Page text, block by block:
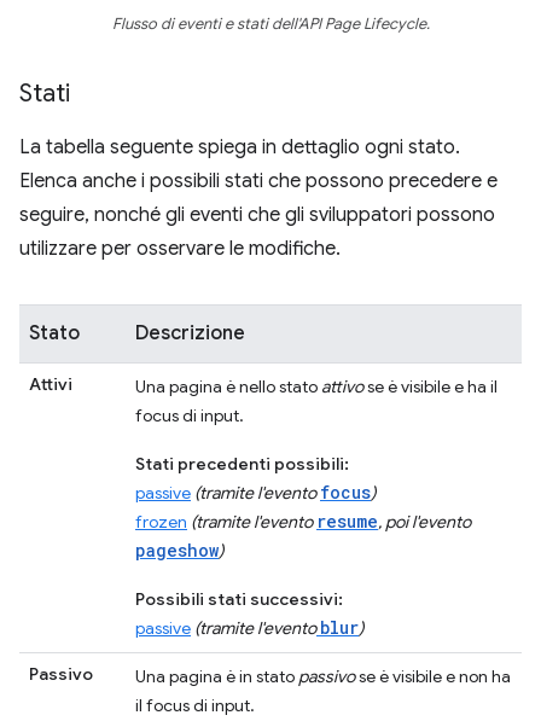
Flusso di eventi e stati dell'API Page Lifecycle.
Stati
La tabella seguente spiega in dettaglio ogni stato.
Elenca anche i possibili stati che possono precedere e
seguire, nonché gli eventi che gli sviluppatori possono
utilizzare per osservare le modifiche.
Stato Descrizione
Attivi Una pagina è nello stato attivose è visibile e ha il
focus di input.
Stati precedenti possibili:
passive (tramite l'eventofocus)
frozen (tramite l'evento resume, poi l'evento
pageshow)
Possibili stati successivi:
passive (tramite l'evento blur)
Passivo Una pagina è in stato passivose è visibile e non ha
il focus di input.